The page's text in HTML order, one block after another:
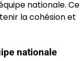
nationale. Ce
la cohésion et
nationale